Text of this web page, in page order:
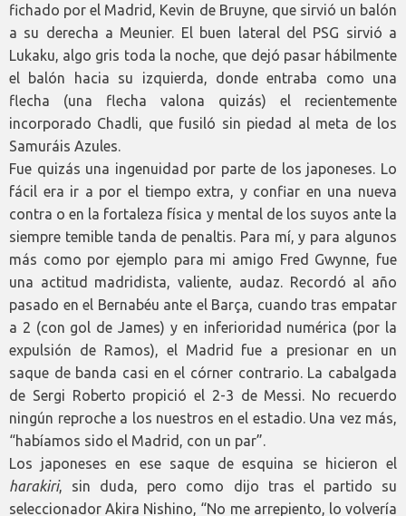
fichado por el Madrid, Kevin de Bruyne, que sirvió un balón
a su derecha a Meunier. El buen lateral del PSG sirvió a
Lukaku, algo gris toda la noche, que dejó pasar hábilmente
el balón hacia su izquierda, donde entraba como una
flecha (una flecha valona quizás) el recientemente
incorporado Chadli, que fusiló sin piedad al meta de los
Samuráis Azules.
Fue quizás una ingenuidad por parte de los japoneses. Lo
fácil era ir a por el tiempo extra, y confiar en una nueva
contra o en la fortaleza física y mental de los suyos ante la
siempre temible tanda de penaltis. Para mí, y para algunos
más como por ejemplo para mi amigo Fred Gwynne, fue
una actitud madridista, valiente, audaz. Recordó al año
pasado en el Bernabéu ante el Barça, cuando tras empatar
a 2 (con gol de James) y en inferioridad numérica (por la
expulsión de Ramos), el Madrid fue a presionar en un
saque de banda casi en el córner contrario. La cabalgada
de Sergi Roberto propició el 2-3 de Messi. No recuerdo
ningún reproche a los nuestros en el estadio. Una vez más,
“habíamos sido el Madrid, con un par”.
Los japoneses en ese saque de esquina se hicieron el
harakiri, sin duda, pero como dijo tras el partido su
seleccionador Akira Nishino, “No me arrepiento, lo volvería